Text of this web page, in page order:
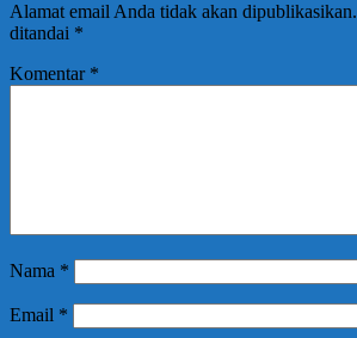
Alamat email Anda tidak akan dipublikasikan.
ditandai *
Komentar *
Nama *
Email *